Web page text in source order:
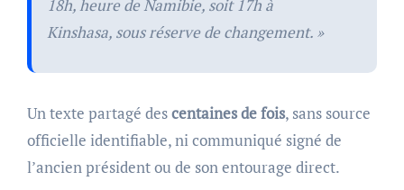
18h, heure de Namibie, soit 17h à
Kinshasa, sous réserve de changement. »
Un texte partagé descentaines de fois, sans source
officielle identifiable, ni communiqué signé de
l’ancien président ou de son entourage direct.